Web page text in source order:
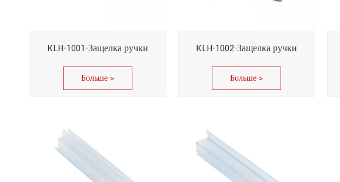
KLH-1001-Защелка ручки
Больше >
KLH-1002-Защелка ручки
Больше >